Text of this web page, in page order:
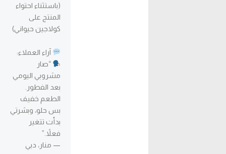
(باستثناء احتواء
المنتج على
كولاجين حيواني)
آراء العملاء:
“صار
مشروبي اليومي
بعد الفطور.
الطعم خفيف
بس حلو، وبشرتي
بدأت تتغير
فعلاً.”
— منار، دبي